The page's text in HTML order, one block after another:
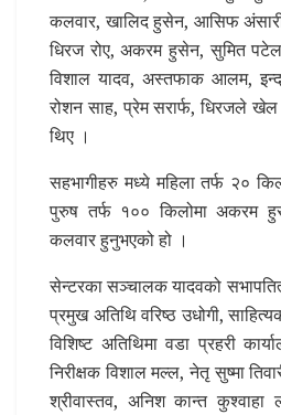
कलवार, खालिद हुसेन, आसिफ
धिरज रोए, अकरम हुसेन, सुमित
विशाल यादव, अस्तफाक आलम,
रोशन साह, प्रेम सरार्फ, धिरजले खेल
थिए ।
सहभागीहरु मध्ये महिला तर्फ २०
पुरुष तर्फ १०० किलोमा अकरम
कलवार हुनुभएको हो ।
सेन्टरका सञ्चालक यादवको
प्रमुख अतिथि वरिष्ठ उधोगी,
विशिष्ट अतिथिमा वडा प्रहरी
निरीक्षक विशाल मल्ल, नेतृ सुष्मा
श्रीवास्तव, अनिश कान्त कुश्वाहा